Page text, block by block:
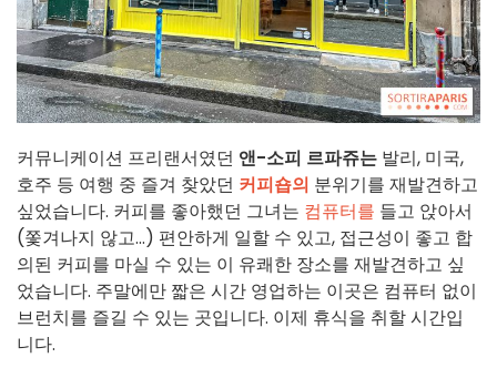
커뮤니케이션 프리랜서였던 앤-소피 르파쥬는 발리, 미국,
호주 등 여행 중 즐겨 찾았던 커피숍의 분위기를 재발견하고
싶었습니다. 커피를 좋아했던 그녀는 컴퓨터를 들고 앉아서
(쫓겨나지 않고...) 편안하게 일할 수 있고, 접근성이 좋고 합
의된 커피를 마실 수 있는 이 유쾌한 장소를 재발견하고 싶
었습니다. 주말에만 짧은 시간 영업하는 이곳은 컴퓨터 없이
브런치를 즐길 수 있는 곳입니다. 이제 휴식을 취할 시간입
니다.